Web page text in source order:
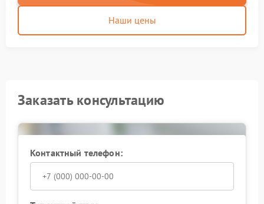
Наши цены
Заказать консультацию
Контактный телефон: